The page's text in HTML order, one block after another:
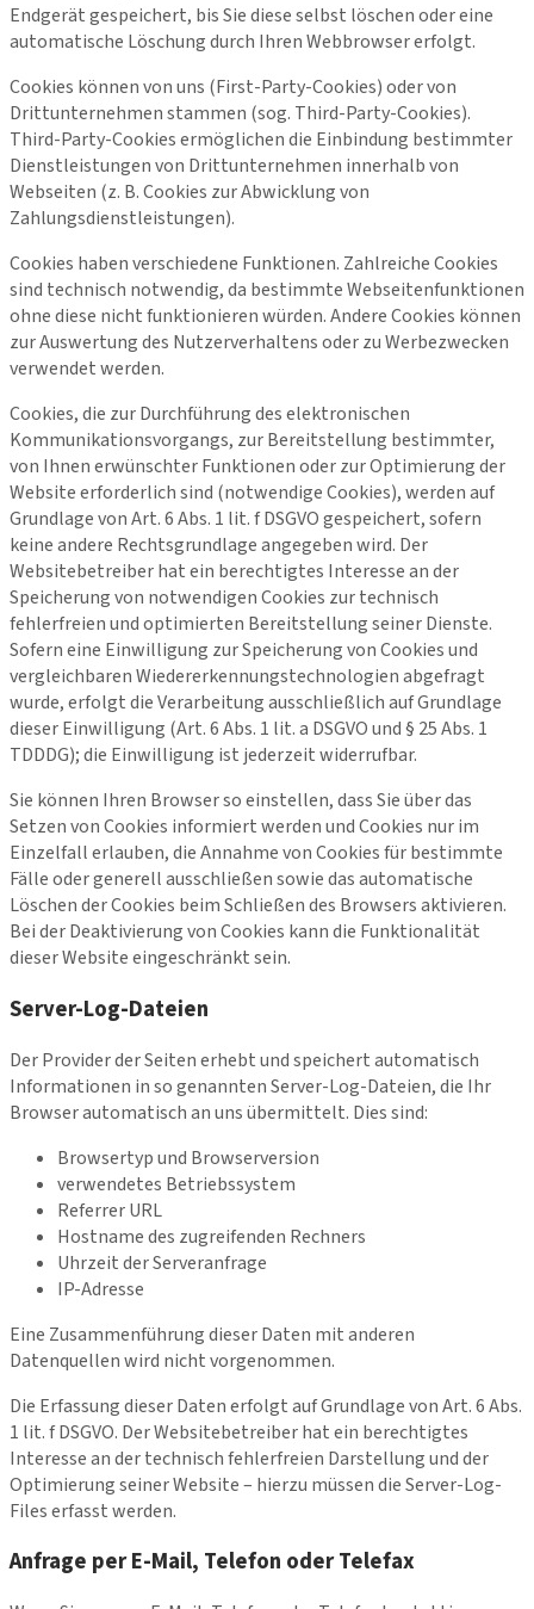
Endgerät gespeichert, bis Sie diese selbst löschen oder eine
automatische Löschung durch Ihren Webbrowser erfolgt.
Cookies können von uns (First-Party-Cookies) oder von
Drittunternehmen stammen (sog. Third-Party-Cookies).
Third-Party-Cookies ermöglichen die Einbindung bestimmter
Dienstleistungen von Drittunternehmen innerhalb von
Webseiten (z. B. Cookies zur Abwicklung von
Zahlungsdienstleistungen).
Cookies haben verschiedene Funktionen. Zahlreiche Cookies
sind technisch notwendig, da bestimmte Webseitenfunktionen
ohne diese nicht funktionieren würden. Andere Cookies können
zur Auswertung des Nutzerverhaltens oder zu Werbezwecken
verwendet werden.
Cookies, die zur Durchführung des elektronischen
Kommunikationsvorgangs, zur Bereitstellung bestimmter,
von Ihnen erwünschter Funktionen oder zur Optimierung der
Website erforderlich sind (notwendige Cookies), werden auf
Grundlage von Art. 6 Abs. 1 lit. f DSGVO gespeichert, sofern
keine andere Rechtsgrundlage angegeben wird. Der
Websitebetreiber hat ein berechtigtes Interesse an der
Speicherung von notwendigen Cookies zur technisch
fehlerfreien und optimierten Bereitstellung seiner Dienste.
Sofern eine Einwilligung zur Speicherung von Cookies und
vergleichbaren Wiedererkennungstechnologien abgefragt
wurde, erfolgt die Verarbeitung ausschließlich auf Grundlage
dieser Einwilligung (Art. 6 Abs. 1 lit. a DSGVO und § 25 Abs. 1
TDDDG); die Einwilligung ist jederzeit widerrufbar.
Sie können Ihren Browser so einstellen, dass Sie über das
Setzen von Cookies informiert werden und Cookies nur im
Einzelfall erlauben, die Annahme von Cookies für bestimmte
Fälle oder generell ausschließen sowie das automatische
Löschen der Cookies beim Schließen des Browsers aktivieren.
Bei der Deaktivierung von Cookies kann die Funktionalität
dieser Website eingeschränkt sein.
Server-Log-Dateien
Der Provider der Seiten erhebt und speichert automatisch
Informationen in so genannten Server-Log-Dateien, die Ihr
Browser automatisch an uns übermittelt. Dies sind:
Browsertyp und Browserversion
verwendetes Betriebssystem
Referrer URL
Hostname des zugreifenden Rechners
Uhrzeit der Serveranfrage
IP-Adresse
Eine Zusammenführung dieser Daten mit anderen
Datenquellen wird nicht vorgenommen.
Die Erfassung dieser Daten erfolgt auf Grundlage von Art. 6 Abs.
1 lit. f DSGVO. Der Websitebetreiber hat ein berechtigtes
Interesse an der technisch fehlerfreien Darstellung und der
Optimierung seiner Website – hierzu müssen die Server-Log-
Files erfasst werden.
Anfrage per E-Mail, Telefon oder Telefax